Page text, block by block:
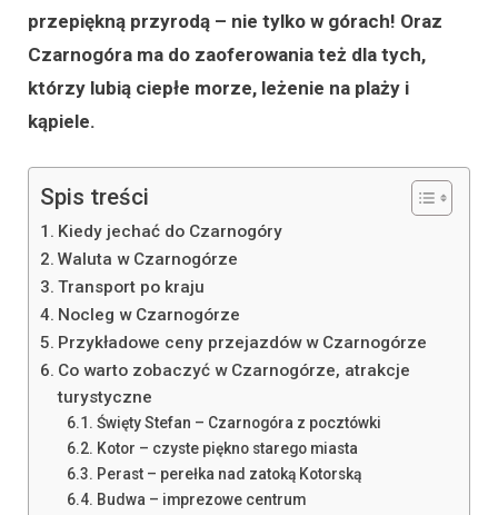
przepiękną przyrodą – nie tylko w górach! Oraz
Czarnogóra ma do zaoferowania też dla tych,
którzy lubią ciepłe morze, leżenie na plaży i
kąpiele.
Spis treści
Kiedy jechać do Czarnogóry
Waluta w Czarnogórze
Transport po kraju
Nocleg w Czarnogórze
Przykładowe ceny przejazdów w Czarnogórze
Co warto zobaczyć w Czarnogórze, atrakcje
turystyczne
Święty Stefan – Czarnogóra z pocztówki
Kotor – czyste piękno starego miasta
Perast – perełka nad zatoką Kotorską
Budwa – imprezowe centrum